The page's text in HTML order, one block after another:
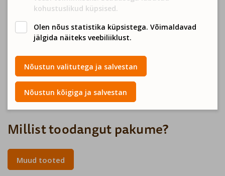
kohustuslikud küpsised.
Olen nõus statistika küpsistega. Võimaldavad
jälgida näiteks veebiliiklust.
Nõustun valitutega ja salvestan
Nõustun kõigiga ja salvestan
Tooteid leiad nii Biomarketi, Coopi, Rimi “Talu Toidab” ja
Selveri lettidelt. Samuti müüvad meie tooteid ka kümned
pisemad poed!
Kogu tootmisprotsess toimub meie silme all ja valmib
käsitööna. Röstime, jahvatame, maitsestame, pakendame
pähklivõid Tartus.
Millist toodangut pakume?
Muud tooted